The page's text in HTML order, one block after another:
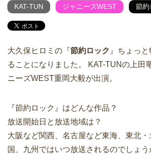
KAT-TUN ジャニーズWEST 節約
大久保ヒロミの『節約ロック 』ちょっ
ることになりました。 KAT-TUNの上田
ニーズWEST重岡大毅が出演。
『節約ロック』はどんな作品？
放送開始日と放送地域は？
大阪など関西、名古屋など東海、東北
国、九州ではいつ放送されるのでしょう